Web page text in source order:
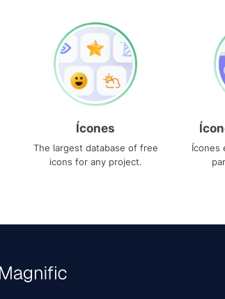
Ícones
The largest database of free
icons for any project.
Ícones